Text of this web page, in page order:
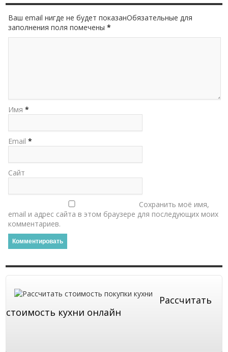
Ваш email нигде не будет показанОбязательные для
заполнения поля помечены*
Имя *
Email *
Сайт
Сохранить моё имя,
email и адрес сайта в этом браузере для последующих моих
комментариев.
Рассчитать
стоимость кухни онлайн